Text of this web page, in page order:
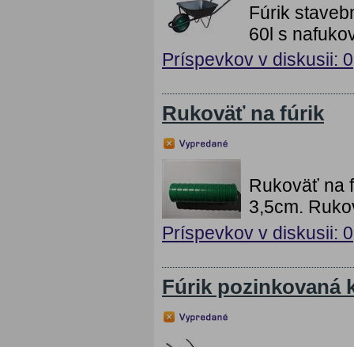
Fúrik
60l s
Príspevkov v diskusii: 0
Rukoväť na fúrik
Rukoväť na
3,5cm.
Príspevkov v diskusii: 0
Fúrik pozinkovaná